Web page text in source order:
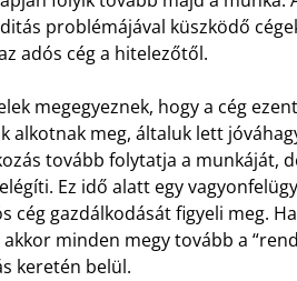
problémájával küszködő
adós cég a hitelezőtől.
megegyeznek, hogy a cég
alkotnak meg, általuk lett
tovább folytatja a munkáját,
Ez idő alatt egy
cég gazdálkodását figyeli meg.
minden megy tovább a
keretén belül.